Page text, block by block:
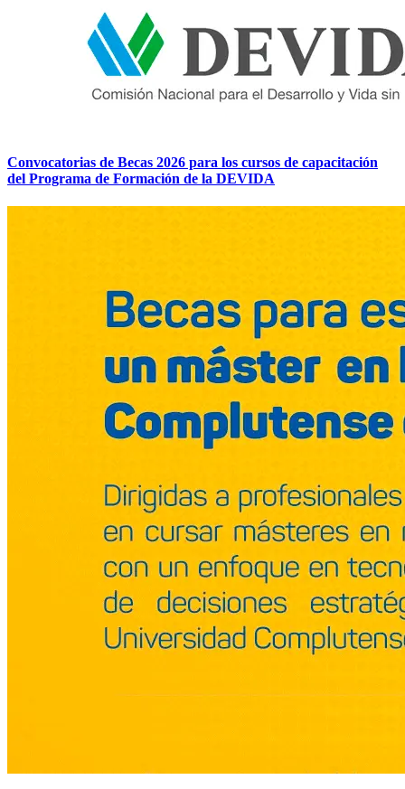
Convocatorias de Becas 2026 para los cursos de capacitación
del Programa de Formación de la DEVIDA